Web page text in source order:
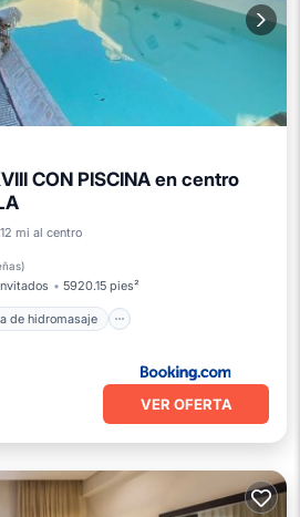
CON PISCINA en centro
mi al centro
)
5920.15 pies²
de hidromasaje
Bañera de hidromasaje
VER OFERTA